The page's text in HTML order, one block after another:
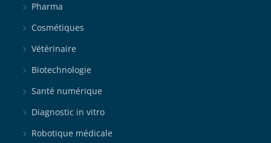
Pharma
Cosmétiques
Vétérinaire
Biotechnologie
Santé numérique
Diagnostic in vitro
Robotique médicale